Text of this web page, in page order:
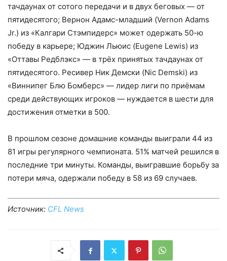
тачдаунах от сотого передачи и в двух беговых — от
пятидесятого; Вернон Адамс-младший (Vernon Adams
Jr.) из «Калгари Стэмпидерс» может одержать 50-ю
победу в карьере; Юджин Льюис (Eugene Lewis) из
«Оттавы Редблэкс» — в трёх принятых тачдаунах от
пятидесятого. Ресивер Ник Демски (Nic Demski) из
«Виннипег Блю Бомберс» — лидер лиги по приёмам
среди действующих игроков — нуждается в шести для
достижения отметки в 500.
В прошлом сезоне домашние команды выиграли 44 из
81 игры регулярного чемпионата. 51% матчей решился в
последние три минуты. Команды, выигравшие борьбу за
потери мяча, одержали победу в 58 из 69 случаев.
Источник: CFL News